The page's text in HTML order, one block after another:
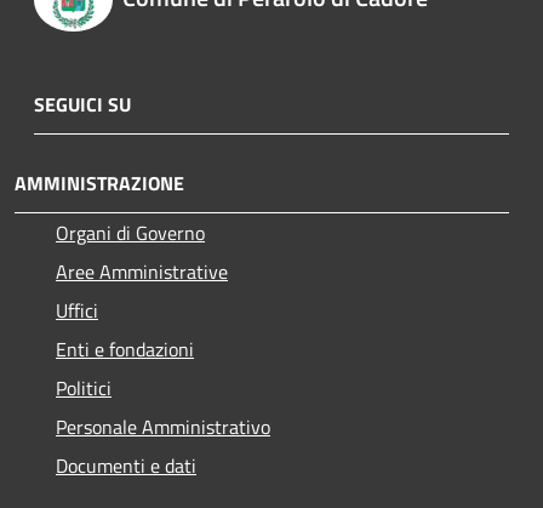
SEGUICI SU
AMMINISTRAZIONE
Organi di Governo
Aree Amministrative
Uffici
Enti e fondazioni
Politici
Personale Amministrativo
Documenti e dati